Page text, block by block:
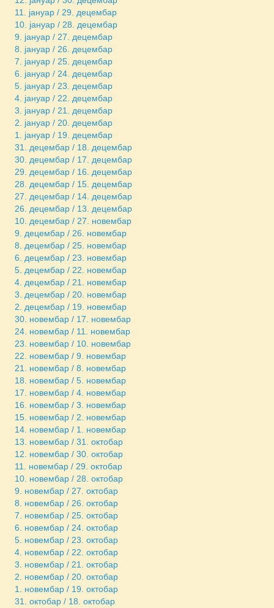
11. јануар / 29. децембар
10. јануар / 28. децембар
9. јануар / 27. децембар
8. јануар / 26. децембар
7. јануар / 25. децембар
6. јануар / 24. децембар
5. јануар / 23. децембар
4. јануар / 22. децембар
3. јануар / 21. децембар
2. јануар / 20. децембар
1. јануар / 19. децембар
31. децембар / 18. децембар
30. децембар / 17. децембар
29. децембар / 16. децембар
28. децембар / 15. децембар
27. децембар / 14. децембар
26. децембар / 13. децембар
10. децембар / 27. новембар
9. децембар / 26. новембар
8. децембар / 25. новембар
6. децембар / 23. новембар
5. децембар / 22. новембар
4. децембар / 21. новембар
3. децембар / 20. новембар
2. децембар / 19. новембар
30. новембар / 17. новембар
24. новембар / 11. новембар
23. новембар / 10. новембар
22. новембар / 9. новембар
21. новембар / 8. новембар
18. новембар / 5. новембар
17. новембар / 4. новембар
16. новембар / 3. новембар
15. новембар / 2. новембар
14. новембар / 1. новембар
13. новембар / 31. октобар
12. новембар / 30. октобар
11. новембар / 29. октобар
10. новембар / 28. октобар
9. новембар / 27. октобар
8. новембар / 26. октобар
7. новембар / 25. октобар
6. новембар / 24. октобар
5. новембар / 23. октобар
4. новембар / 22. октобар
3. новембар / 21. октобар
2. новембар / 20. октобар
1. новембар / 19. октобар
31. октобар / 18. октобар